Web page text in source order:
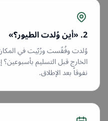
2. «أين وُلدت الطيور؟»
وُلدت وفُقّست ورُبّيت في
الخارج قبل التسليم بأسبوعين؟
نفوقاً بعد الإطلاق.